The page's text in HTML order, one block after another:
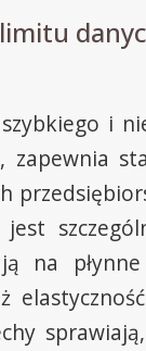
i
zapewnia
na